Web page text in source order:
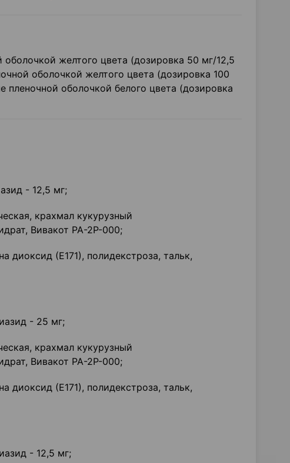
желтого цвета (дозировка 50 мг/12,5
оболочкой желтого цвета (дозировка 100
оболочкой белого цвета (дозировка
- 12,5 мг;
крахмал кукурузный
Вивакот РА-2Р-000;
диоксид (Е171), полидекстроза, тальк,
- 25 мг;
крахмал кукурузный
Вивакот РА-2Р-000;
диоксид (Е171), полидекстроза, тальк,
- 12,5 мг;